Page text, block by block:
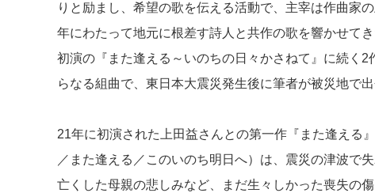
りと励まし、希望の歌を伝える活動で、主宰は作曲家
年にわたって地元に根差す詩人と共作の歌を響かせて
初演の『また逢える～いのちの日々かさねて』に続く
らなる組曲で、東日本大震災発生後に筆者が被災地で
21年に初演された上田益さんとの第一作『また逢える
／また逢える／このいのち明日へ）は、震災の津波で
亡くした母親の悲しみなど、まだ生々しかった喪失の